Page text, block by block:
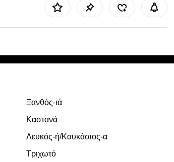
Ξανθός-ιά
Καστανά
Λευκός-ή/Καυκάσιος-α
Τριχωτό